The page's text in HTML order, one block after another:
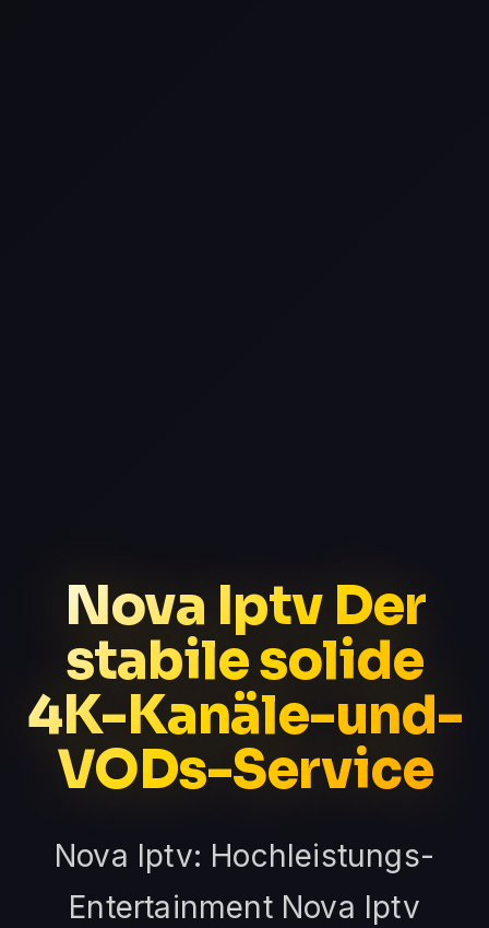
Nova Iptv Der
stabile solide
4K-Kanäle-und-
VODs-Service
Nova Iptv: Hochleistungs-
Entertainment Nova Iptv